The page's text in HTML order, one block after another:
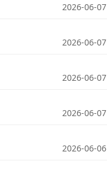
2026-06-07
2026-06-07
2026-06-07
2026-06-07
2026-06-06